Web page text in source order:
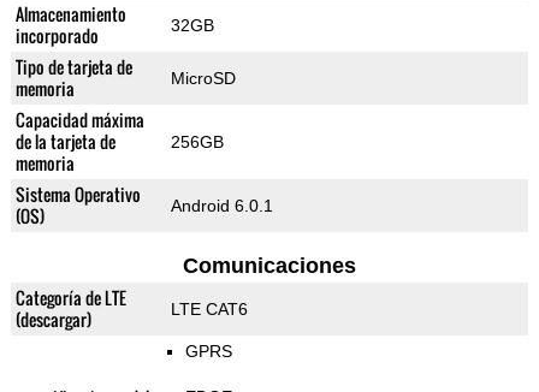
Almacenamiento
incorporado
32GB
Tipo de tarjeta de
memoria
MicroSD
Capacidad máxima
de la tarjeta de
memoria
256GB
Sistema Operativo
(OS)
Android 6.0.1
Comunicaciones
Categoría de LTE
(descargar)
LTE CAT6
GPRS